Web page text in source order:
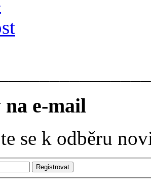
e-mail
se k odběru